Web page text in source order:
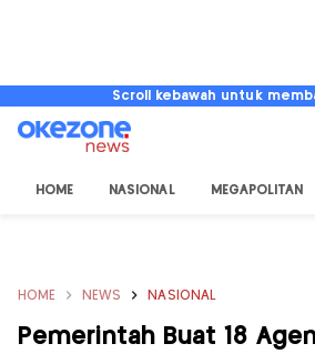
Scroll kebawah untuk
HOME NASIONAL MEGAPOLITAN
HOME NEWS NASIONAL
Pemerintah Buat 18